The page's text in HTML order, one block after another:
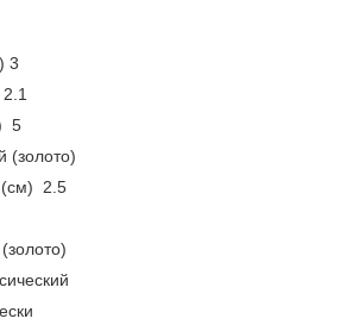
3
5
(золото)
(см) 2.5